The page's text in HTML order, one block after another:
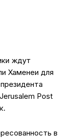
ждут
Хаменеи для
Post
в